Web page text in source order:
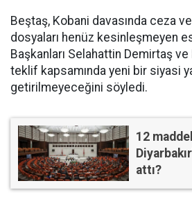
Beştaş, Kobani davasında ceza
dosyaları henüz kesinleşmeyen
Başkanları Selahattin Demirtaş
teklif kapsamında yeni bir siyasi
getirilmeyeceğini söyledi.
12
attı?